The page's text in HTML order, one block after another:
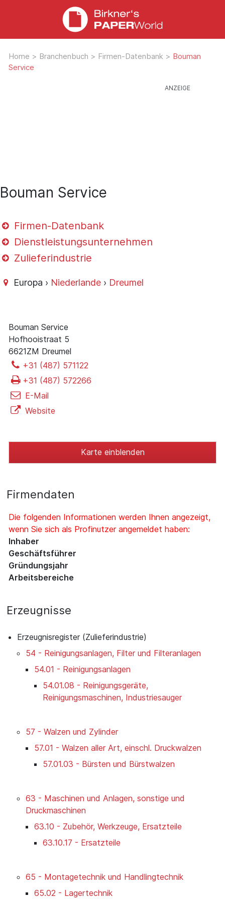
Home > Branchenbuch > Firmen-Datenbank > Bouman
Service
Bouman Service
Firmen-Datenbank
Dienstleistungsunternehmen
Zulieferindustrie
Europa › Niederlande › Dreumel
Bouman Service
Hofhooistraat 5
6621ZM Dreumel
+31 (487) 571122
+31 (487) 572266
E-Mail
Website
Karte einblenden
Firmendaten
Die folgenden Informationen werden Ihnen angezeigt,
wenn Sie sich als Profinutzer angemeldet haben:
Inhaber
Geschäftsführer
Gründungsjahr
Arbeitsbereiche
Erzeugnisse
Erzeugnisregister (Zulieferindustrie)
54 - Reinigungsanlagen, Filter und Filteranlagen
54.01 - Reinigungsanlagen
54.01.08 - Reinigungsgeräte,
Reinigungsmaschinen, Industriesauger
57 - Walzen und Zylinder
57.01 - Walzen aller Art, einschl. Druckwalzen
57.01.03 - Bürsten und Bürstwalzen
63 - Maschinen und Anlagen, sonstige und
Druckmaschinen
63.10 - Zubehör, Werkzeuge, Ersatzteile
63.10.17 - Ersatzteile
65 - Montagetechnik und Handlingtechnik
65.02 - Lagertechnik